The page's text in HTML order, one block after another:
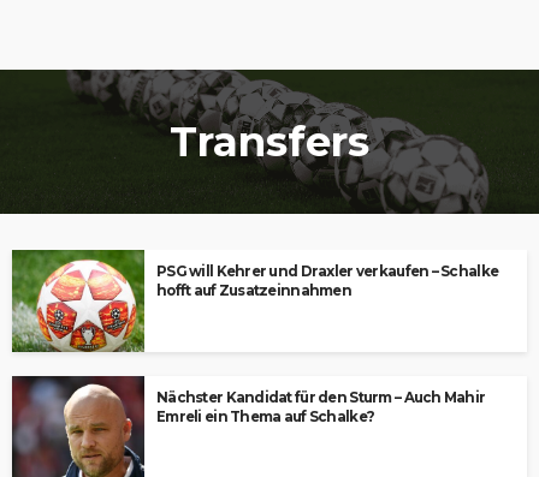
Transfers
PSG will Kehrer und Draxler verkaufen – Schalke
hofft auf Zusatzeinnahmen
Nächster Kandidat für den Sturm – Auch Mahir
Emreli ein Thema auf Schalke?